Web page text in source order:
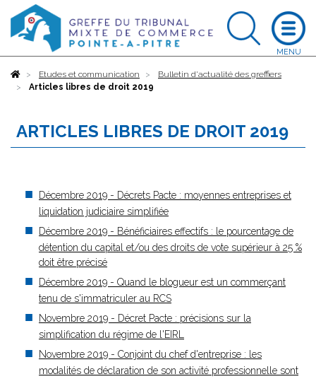
AccueilEtudes et communication
Bulletin d'actualité des greffiers
Articles libres de droit 2019
ARTICLES LIBRES DE DROIT 2019
Décembre 2019 - Décrets Pacte : moyennes entreprises et
liquidation judiciaire simplifiée
Décembre 2019 - Bénéficiaires effectifs : le pourcentage de
détention du capital et/ou des droits de vote supérieur à 25 %
doit être précisé
Décembre 2019 - Quand le blogueur est un commerçant
tenu de s'immatriculer au RCS
Novembre 2019 - Décret Pacte : précisions sur la
simplification du régime de l'EIRL
Novembre 2019 - Conjoint du chef d'entreprise : les
modalités de déclaration de son activité professionnelle sont